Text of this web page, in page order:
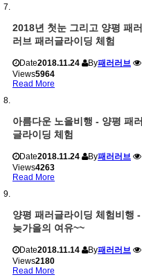
2018년 첫눈 그리고 양평 패러
러브 패러글라이딩 체험
Date2018.11.24 By패러러브
Views5964
Read More
아름다운 노을비행 - 양평 패러
글라이딩 체험
Date2018.11.24 By패러러브
Views4263
Read More
양평 패러글라이딩 체험비행 -
늦가을의 여유~~
Date2018.11.14 By패러러브
Views2180
Read More